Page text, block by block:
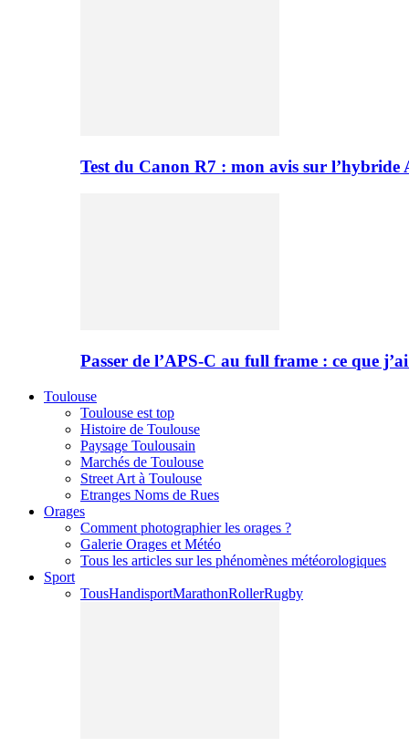
Test du Canon R7 : mon avis sur l’hybride
Passer de l’APS-C au full frame : ce que
Toulouse
Toulouse est top
Histoire de Toulouse
Paysage Toulousain
Marchés de Toulouse
Street Art à Toulouse
Etranges Noms de Rues
Orages
Comment photographier les orages ?
Galerie Orages et Météo
Tous les articles sur les phénomènes météorologiques
Sport
TousHandisportMarathonRollerRugby